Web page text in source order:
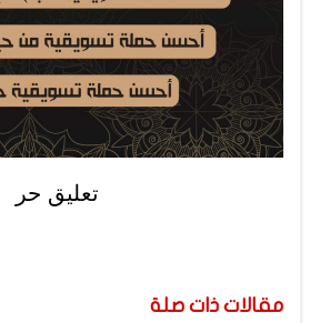
تعليق حر
مقالات ذات صلة